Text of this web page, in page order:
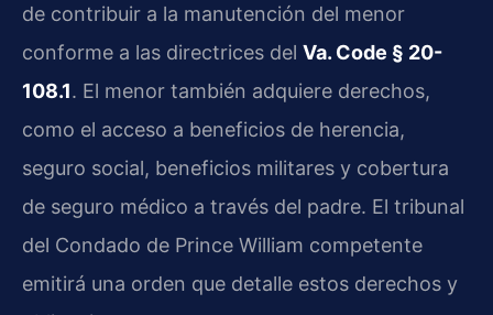
de contribuir a la manutención del menor
conforme a las directrices del Va. Code § 20-
108.1. El menor también adquiere derechos,
como el acceso a beneficios de herencia,
seguro social, beneficios militares y cobertura
de seguro médico a través del padre. El tribunal
del Condado de Prince William competente
emitirá una orden que detalle estos derechos y